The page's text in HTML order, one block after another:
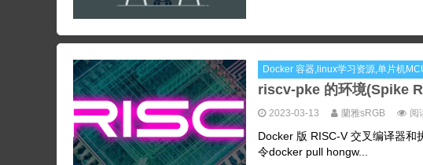
Docker 容器,linux学习资源,单片机
riscv-pke 的环境(Spike
2023-03-13 蘭雅sRGB 阅
Docker 版 RISC-V 交叉编译器
令docker pull hongw...